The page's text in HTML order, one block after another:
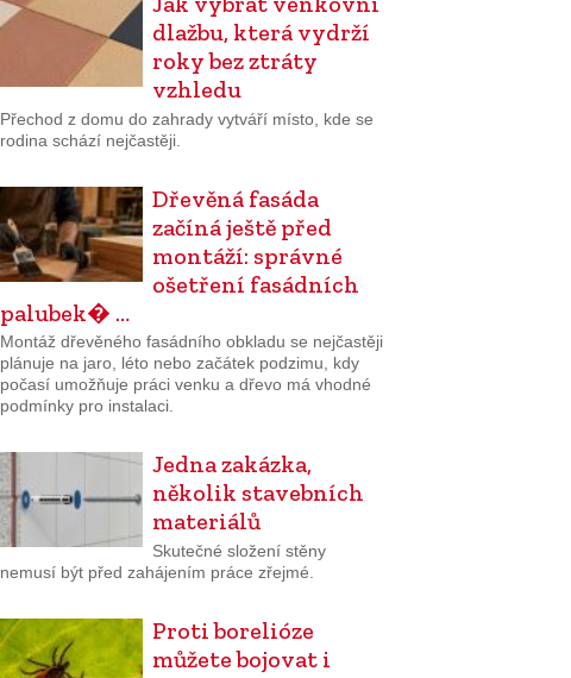
dlažbu, která vydrží
roky bez ztráty
vzhledu
Přechod z domu do zahrady vytváří místo, kde se
rodina schází nejčastěji.
Dřevěná fasáda
začíná ještě před
montáží: správné
ošetření fasádních
palubek� …
Montáž dřevěného fasádního obkladu se nejčastěji
plánuje na jaro, léto nebo začátek podzimu, kdy
počasí umožňuje práci venku a dřevo má vhodné
podmínky pro instalaci.
Jedna zakázka,
několik stavebních
materiálů
Skutečné složení stěny
nemusí být před zahájením práce zřejmé.
Proti borelióze
můžete bojovat i